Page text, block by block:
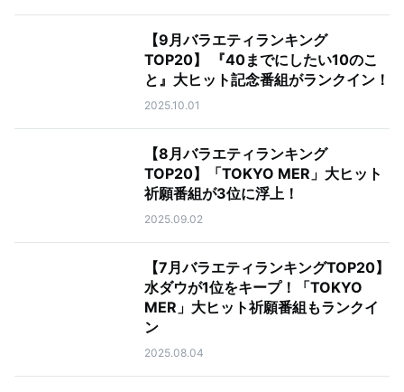
【9月バラエティランキング
TOP20】 『40までにしたい10のこ
と』大ヒット記念番組がランクイン！
2025.10.01
【8月バラエティランキング
TOP20】「TOKYO MER」大ヒット
祈願番組が3位に浮上！
2025.09.02
【7月バラエティランキングTOP20】
水ダウが1位をキープ！「TOKYO
MER」大ヒット祈願番組もランクイ
ン
2025.08.04